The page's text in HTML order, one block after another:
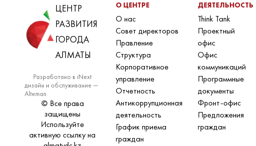
ЦЕНТР
РАЗВИТИЯ
ГОРОДА
АЛМАТЫ
Разработано в iNext
дизайн и обслуживание —
Alteman
© Все права
защищены
Используйте
активную ссылку на
О ЦЕНТРЕ
О нас
Совет директоров
Правление
Структура
Корпоративное
управление
Отчетность
Антикоррупционная
деятельность
График приема
граждан
ДЕЯТЕЛЬНОСТЬ
Think Tank
Проектный
офис
Офис
коммуникаций
Программные
документы
Фронт-офис
Предложения
граждан